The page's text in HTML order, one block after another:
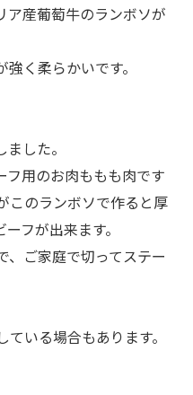
ア産葡萄牛のランボソが
く柔らかいです。
した。
フ用のお肉ももも肉です
このランボソで作ると厚
フが出来ます。
、ご家庭で切ってステー
いる場合もあります。